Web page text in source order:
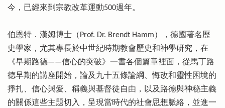
今，已經來到宗教改革運動500週年。
伯恩特．漢姆博士（Prof. Dr. Brendt Hamm），德國著名歷
史學家，尤其專長於中世紀時期教會歷史和神學研究，在
《早期路德——信心的突破》一書各個篇章裡面，從馬丁路
德早期的講座開始，論及九十五條論綱、悔改和靈性困境的
掙扎、信心與愛、稱義與基督徒自由，以及路德與神秘主義
的關係這些主題切入，呈現當時代的社會思想脈絡，並進一